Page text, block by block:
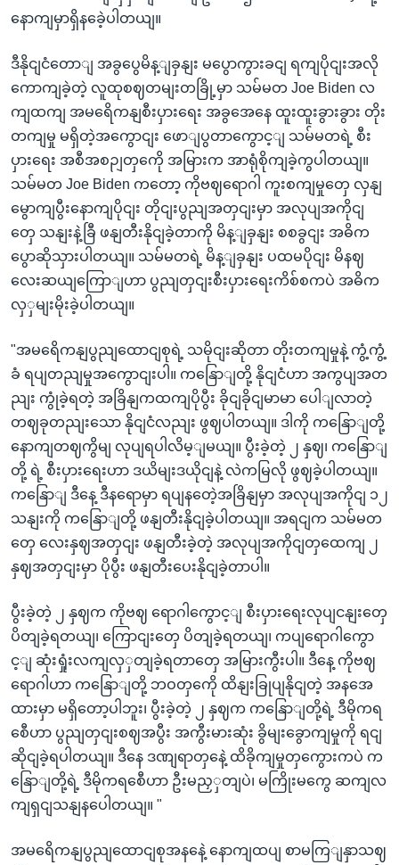
နောကျမှာရှိနခေဲ့ပါတယျ။
ဒီနိုငျငံတောျ အခွပွေမိန့ျခှနျး မပွောကွားခငျ ရကျပိုငျးအလို
ကောကျခဲ့တဲ့ လူထုစဈတမျးတခြို့မှာ သမ်မတ Joe Biden လ
ကျထကျ အမရေိကနျစီးပှားရေး အခွအေနေ ထူးထူးခွားခွား တိုး
တကျမှု မရှိတဲ့အကွောငျး ဖောျပွတာကွောင့ျ သမ်မတရဲ့ စီး
ပှားရေး အစီအစဉျတှကေို အမြားက အာရုံစိုကျခဲ့ကွပါတယျ။
သမ်မတ Joe Biden ကတော့ ကိုဗဈရောဂါ ကူးစကျမှုတှေ လှနျ
မွောကျပွီးနောကျပိုငျး တိုငျးပွညျအတှငျးမှာ အလုပျအကိုငျ
တှေ သနျးနဲ့ခြီ ဖနျတီးနိုငျခဲ့တာကို မိန့ျခှနျး စစခွငျး အဓိက
ပွောဆိုသှားပါတယျ။ သမ်မတရဲ့ မိန့ျခှနျး ပထမပိုငျး မိနဈ
လေးဆယျကြောျဟာ ပွညျတှငျးစီးပှားရေးကိစ်စကပဲ အဓိက
လှှမျးမိုးခဲ့ပါတယျ။
"အမရေိကနျပွညျထောငျစုရဲ့ သမိုငျးဆိုတာ တိုးတကျမှုနဲ့ ကွံ့ကွံ့
ခံ ရပျတညျမှုအကွောငျးပါ။ ကနြောျတို့ နိုငျငံဟာ အကွပျအတ
ညျး ကွုံခဲ့ရတဲ့ အခြိနျကထကျပိုပွီး ခိုငျခိုငျမာမာ ပေါျလာတဲ့
တဈခုတညျးသော နိုငျငံလညျး ဖွဈပါတယျ။ ဒါကို ကနြောျတို့
နောကျတဈကွိမျ လုပျရပါလိမ့ျမယျ။ ပွီးခဲ့တဲ့ ၂ နှဈ၊ ကနြောျ
တို့ ရဲ့ စီးပှားရေးဟာ ဒယိမျးဒယိုငျနဲ့ လဲကမြလို ဖွဈခဲ့ပါတယျ။
ကနြောျ ဒီနေ့ ဒီနရောမှာ ရပျနတေဲ့အခြိနျမှာ အလုပျအကိုငျ ၁၂
သနျးကို ကနြောျတို့ ဖနျတီးနိုငျခဲ့ပါတယျ။ အရငျက သမ်မတ
တှေ လေးနှဈအတှငျး ဖနျတီးခဲ့တဲ့ အလုပျအကိုငျတှထေကျ ၂
နှဈအတှငျးမှာ ပိုပွီး ဖနျတီးပေးနိုငျခဲ့တာပါ။
ပွီးခဲ့တဲ့ ၂ နှဈက ကိုဗဈ ရောဂါကွောင့ျ စီးပှားရေးလုပျငနျးတှေ
ပိတျခဲ့ရတယျ၊ ကြောငျးတှေ ပိတျခဲ့ရတယျ၊ ကပျရောဂါကွော
င့ျ ဆုံးရှုံးလကျလှှတျခဲ့ရတာတှေ အမြားကွီးပါ။ ဒီနေ့ ကိုဗဈ
ရောဂါဟာ ကနြောျတို့ ဘဝတှကေို ထိနျးခြုပျနိုငျတဲ့ အနအေ
ထားမှာ မရှိတော့ပါဘူး၊ ပွီးခဲ့တဲ့ ၂ နှဈက ကနြောျတို့ရဲ့ ဒီမိုကရ
စေီဟာ ပွညျတှငျးစဈအပွီး အကွီးမားဆုံး ခွိမျးခွောကျမှုကို ရငျ
ဆိုငျခဲ့ရပါတယျ။ ဒီနေ ဒဏျရာတှနေဲ့ ထိခိုကျမှုတှကွေားကပဲ က
နြောျတို့ရဲ့ ဒီမိုကရစေီဟာ ဦးမညှှတျပဲ၊ မကြိုးမကွေ ဆကျလ
ကျရှငျသနျနပေါတယျ။ "
အမရေိကနျပွညျထောငျစုအနနေဲ့ နောကျထပျ စာမကြျနှာသဈ